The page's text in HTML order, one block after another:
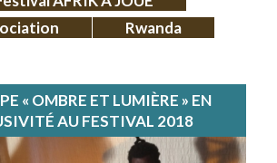
Rwanda
« OMBRE ET LUMIÈRE » EN
AU FESTIVAL 2018